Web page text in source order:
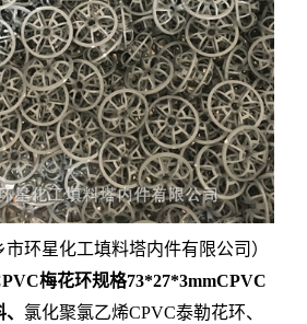
星化工填料塔内件有限公司）
梅花环规格73*27*3mmCPVC
氯化聚氯乙烯CPVC泰勒花环、